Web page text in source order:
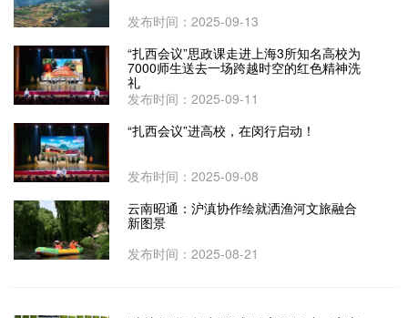
发布时间：2025-09-13
“扎西会议”思政课走进上海3所知名高校为
7000师生送去一场跨越时空的红色精神洗
礼
发布时间：2025-09-11
“扎西会议”进高校，在闵行启动！
发布时间：2025-09-08
云南昭通：沪滇协作绘就洒渔河文旅融合
新图景
发布时间：2025-08-21